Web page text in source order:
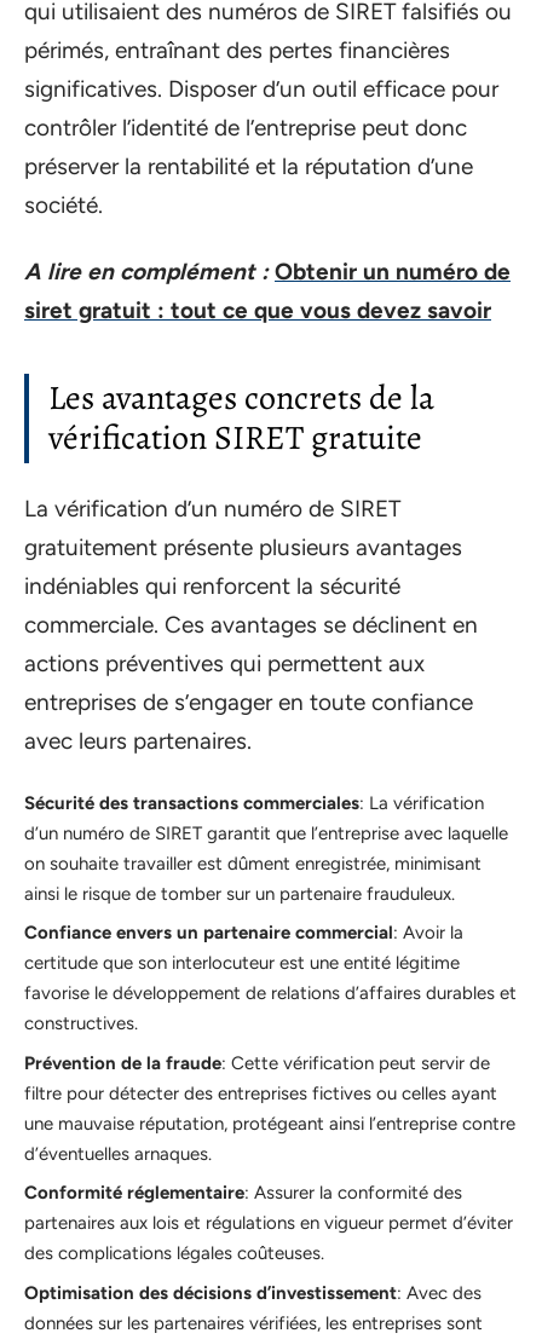
qui utilisaient des numéros de SIRET falsifiés ou
périmés, entraînant des pertes financières
significatives. Disposer d’un outil efficace pour
contrôler l’identité de l’entreprise peut donc
préserver la rentabilité et la réputation d’une
société.
A lire en complément : Obtenir un numéro de
siret gratuit : tout ce que vous devez savoir
Les avantages concrets de la
vérification SIRET gratuite
La vérification d’un numéro de SIRET
gratuitement présente plusieurs avantages
indéniables qui renforcent la sécurité
commerciale. Ces avantages se déclinent en
actions préventives qui permettent aux
entreprises de s’engager en toute confiance
avec leurs partenaires.
Sécurité des transactions commerciales: La vérification
d’un numéro de SIRET garantit que l’entreprise avec laquelle
on souhaite travailler est dûment enregistrée, minimisant
ainsi le risque de tomber sur un partenaire frauduleux.
Confiance envers un partenaire commercial: Avoir la
certitude que son interlocuteur est une entité légitime
favorise le développement de relations d’affaires durables et
constructives.
Prévention de la fraude: Cette vérification peut servir de
filtre pour détecter des entreprises fictives ou celles ayant
une mauvaise réputation, protégeant ainsi l’entreprise contre
d’éventuelles arnaques.
Conformité réglementaire: Assurer la conformité des
partenaires aux lois et régulations en vigueur permet d’éviter
des complications légales coûteuses.
Optimisation des décisions d’investissement: Avec des
données sur les partenaires vérifiées, les entreprises sont